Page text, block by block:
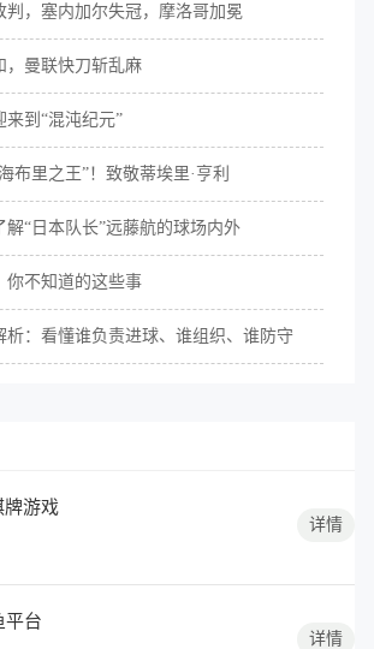
判，塞内加尔失冠，摩洛哥加冕
，曼联快刀斩乱麻
来到“混沌纪元”
布里之王”！致敬蒂埃里·亨利
“日本队长”远藤航的球场内外
你不知道的这些事
析：看懂谁负责进球、谁组织、谁防守
牌游戏
详情
平台
详情